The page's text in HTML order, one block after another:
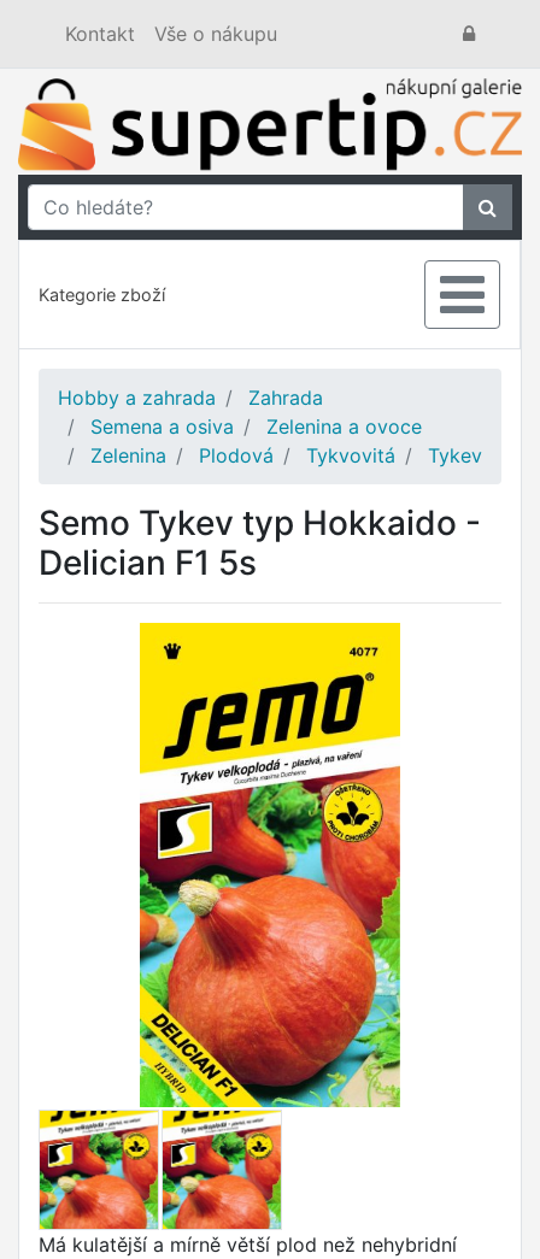
Kontakt Vše o nákupu
Kategorie zboží
Hobby a zahrada
Zahrada
Semena a osiva
Zelenina a ovoce
Zelenina
Plodová Tykvovitá Tykev
Semo Tykev typ Hokkaido -
Delician F1 5s
Má kulatější a mírně větší plod než nehybridní